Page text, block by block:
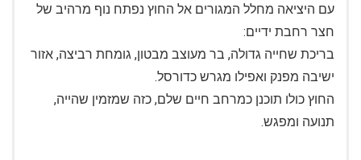
עם היציאה מחלל המגורים אל החוץ נפתח נוף מרהיב של
חצר רחבת ידיים:
בריכת שחייה גדולה, בר מעוצב מבטון, גומחת רביצה, אזור
ישיבה מפנק ואפילו מגרש כדורסל.
החוץ כולו תוכנן כמרחב חיים שלם, כזה שמזמין שהייה,
תנועה ומפגש.